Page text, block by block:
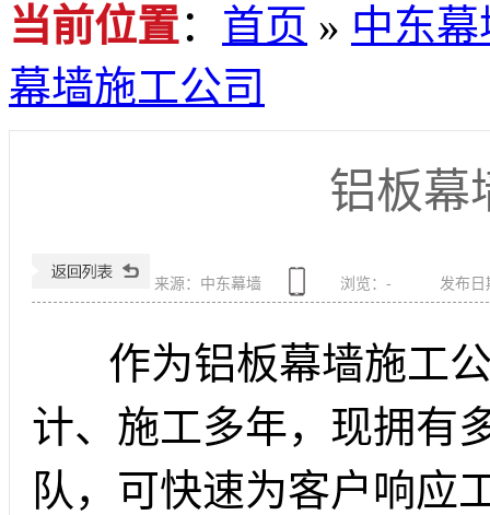
当前位置： 首页 » 中东
幕墙施工公司
铝板幕
来源：中东幕墙 浏览： - 发布日
作为铝板幕墙施工公
计、施工多年，现拥有
队，可快速为客户响应